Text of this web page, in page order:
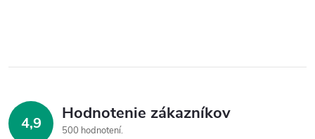
4,9 Hodnotenie zákazníkov
500 hodnotení